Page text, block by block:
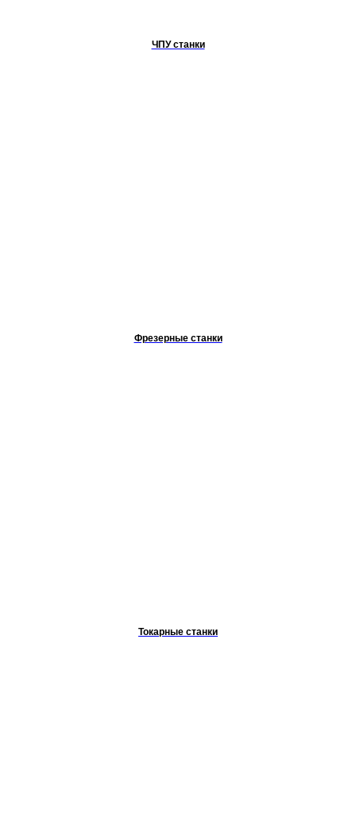
ЧПУ станки
Фрезерные станки
Токарные станки